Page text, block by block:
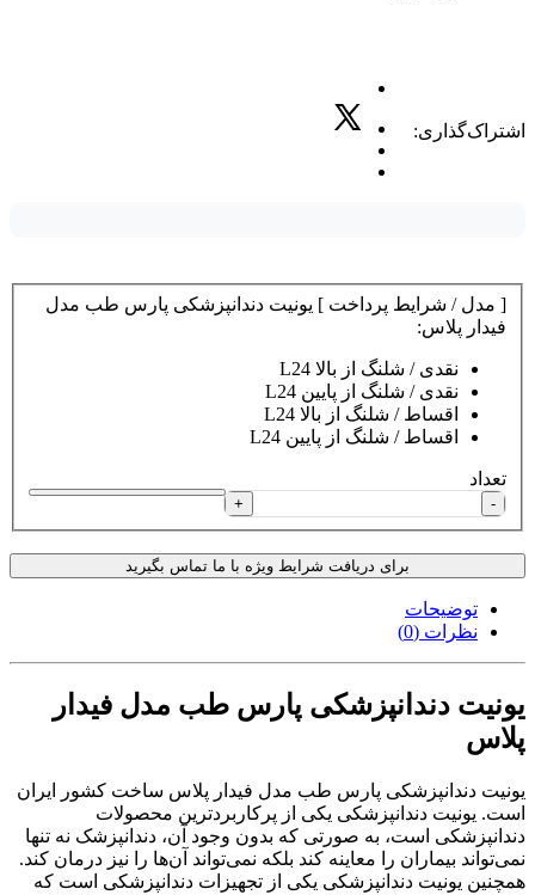
اشتراک‌گذاری:
[ مدل / شرایط پرداخت ] یونیت دندانپزشکی پارس طب مدل
فیدار پلاس:
نقدی / شلنگ از بالا L24
نقدی / شلنگ از پایین L24
اقساط / شلنگ از بالا L24
اقساط / شلنگ از پایین L24
تعداد
-
+
برای دریافت شرایط ویژه با ما تماس بگیرید
توضیحات
نظرات (0)
یونیت دندانپزشکی پارس طب مدل فیدار
پلاس
یونیت دندانپزشکی پارس طب مدل فیدار پلاس ساخت کشور ایران
است. یونیت دندانپزشکی یکی از پرکاربردترین محصولات
دندانپزشکی است، به صورتی که بدون وجود آن، دندانپزشک نه تنها
نمی‌تواند بیماران را معاینه کند بلکه نمی‌تواند آن‌ها را نیز درمان کند.
همچنین یونیت دندانپزشکی یکی از تجهیزات دندانپزشکی است که